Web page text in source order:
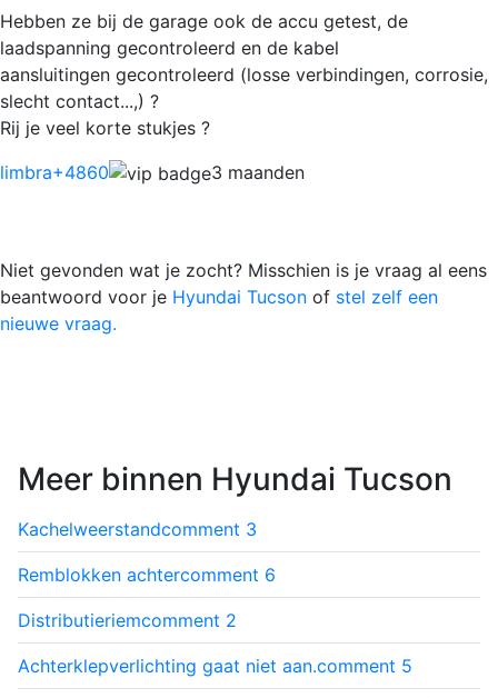
Hebben ze bij de garage ook de accu getest, de
laadspanning gecontroleerd en de kabel
aansluitingen gecontroleerd (losse verbindingen, corrosie,
slecht contact...,) ?
Rij je veel korte stukjes ?
limbra+4860 3 maanden
Niet gevonden wat je zocht? Misschien is je vraag al eens
beantwoord voor je Hyundai Tucson of stel zelf een
nieuwe vraag.
Meer binnen Hyundai Tucson
Kachelweerstandcomment 3
Remblokken achtercomment 6
Distributieriemcomment 2
Achterklepverlichting gaat niet aan.comment 5